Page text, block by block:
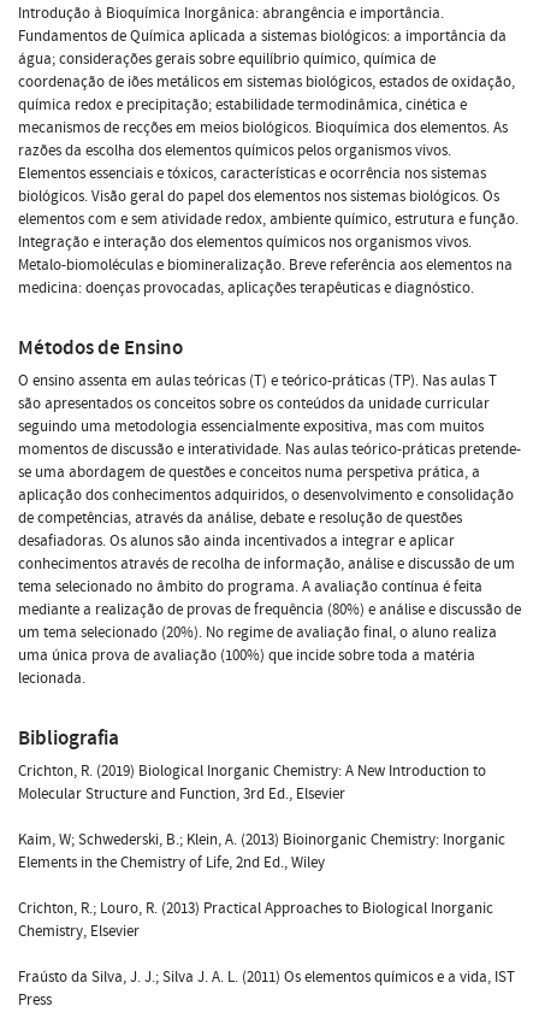
Introdução à Bioquímica Inorgânica: abrangência e importância.
Fundamentos de Química aplicada a sistemas biológicos: a importância da
água; considerações gerais sobre equilíbrio químico, química de
coordenação de iões metálicos em sistemas biológicos, estados de oxidação,
química redox e precipitação; estabilidade termodinâmica, cinética e
mecanismos de recções em meios biológicos. Bioquímica dos elementos. As
razões da escolha dos elementos químicos pelos organismos vivos.
Elementos essenciais e tóxicos, características e ocorrência nos sistemas
biológicos. Visão geral do papel dos elementos nos sistemas biológicos. Os
elementos com e sem atividade redox, ambiente químico, estrutura e função.
Integração e interação dos elementos químicos nos organismos vivos.
Metalo-biomoléculas e biomineralização. Breve referência aos elementos na
medicina: doenças provocadas, aplicações terapêuticas e diagnóstico.
Métodos de Ensino
O ensino assenta em aulas teóricas (T) e teórico-práticas (TP). Nas aulas T
são apresentados os conceitos sobre os conteúdos da unidade curricular
seguindo uma metodologia essencialmente expositiva, mas com muitos
momentos de discussão e interatividade. Nas aulas teórico-práticas pretende-
se uma abordagem de questões e conceitos numa perspetiva prática, a
aplicação dos conhecimentos adquiridos, o desenvolvimento e consolidação
de competências, através da análise, debate e resolução de questões
desafiadoras. Os alunos são ainda incentivados a integrar e aplicar
conhecimentos através de recolha de informação, análise e discussão de um
tema selecionado no âmbito do programa. A avaliação contínua é feita
mediante a realização de provas de frequência (80%) e análise e discussão de
um tema selecionado (20%). No regime de avaliação final, o aluno realiza
uma única prova de avaliação (100%) que incide sobre toda a matéria
lecionada.
Bibliografia
Crichton, R. (2019) Biological Inorganic Chemistry: A New Introduction to
Molecular Structure and Function, 3rd Ed., Elsevier
Kaim, W; Schwederski, B.; Klein, A. (2013) Bioinorganic Chemistry: Inorganic
Elements in the Chemistry of Life, 2nd Ed., Wiley
Crichton, R.; Louro, R. (2013) Practical Approaches to Biological Inorganic
Chemistry, Elsevier
Fraústo da Silva, J. J.; Silva J. A. L. (2011) Os elementos químicos e a vida, IST
Press